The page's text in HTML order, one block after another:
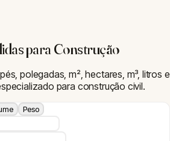
para Construção
polegadas, m², hectares, m³, litros e
para construção civil.
Peso